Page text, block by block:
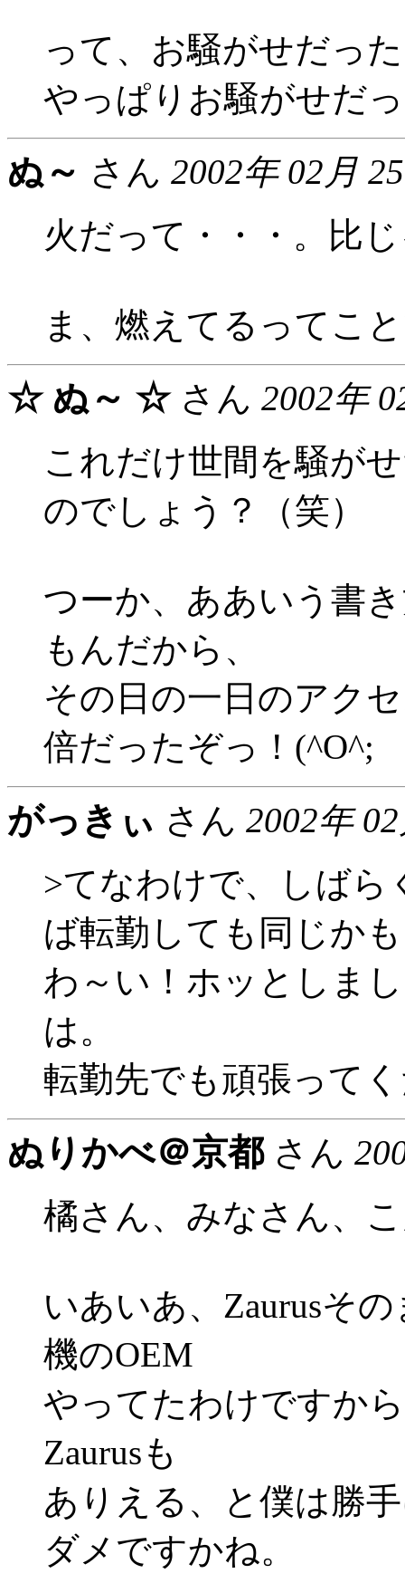
って、お騒がせだっ
やっぱりお騒がせだ
ぬ～ さん 2002年 02月
火だって・・・。比
ま、燃えてるってこ
☆ ぬ～ ☆さん 2002年
これだけ世間を騒が
のでしょう？（笑）
つーか、ああいう書
もんだから、
その日の一日のアク
倍だったぞっ！(^O^;
がっきぃ さん 2002年
>てなわけで、しば
ば転勤しても同じか
わ～い！ホッとしま
は。
転勤先でも頑張って
ぬりかべ＠京都さん
橘さん、みなさん、
いあいあ、Zaurusそ
機のOEM
やってたわけですか
Zaurusも
ありえる、と僕は勝
ダメですかね。